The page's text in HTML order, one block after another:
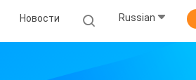
Новости Russian